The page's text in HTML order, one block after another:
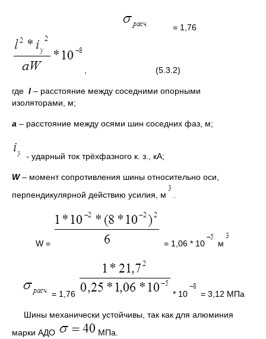
= 1,76
, (5.3.2)
где l – расстояние между соседними опорными
изоляторами, м;
a – расстояние между осями шин соседних фаз, м;
- ударный ток трёхфазного к. з., кА;
W– момент сопротивления шины относительно оси,
перпендикулярной действию усилия, м
W = = 1,06 * 10 м
= 1,76 * 10 = 3,12 МПа
Шины механически устойчивы, так как для алюминия
марки АДО
МПа.